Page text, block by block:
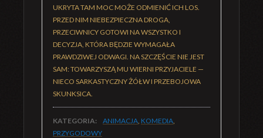
UKRYTA TAM MOC MOŻE ODMIENIĆ ICH LOS.
PRZED NIM NIEBEZPIECZNA DROGA,
PRZECIWNICY GOTOWI NA WSZYSTKO I
DECYZJA, KTÓRA BĘDZIE WYMAGAŁA
PRAWDZIWEJ ODWAGI. NA SZCZĘŚCIE NIE JEST
SAM: TOWARZYSZĄ MU WIERNI PRZYJACIELE —
NIECO SARKASTYCZNY ŻÓŁW I PRZEBOJOWA
SKUNKSICA.
KATEGORIA: ANIMACJA, KOMEDIA,
PRZYGODOWY